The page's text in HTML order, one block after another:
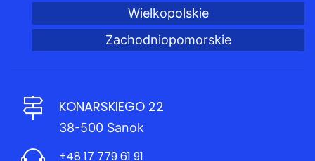
Wielkopolskie
Zachodniopomorskie
KONARSKIEGO 22
38-500 Sanok
+48 17 779 61 91